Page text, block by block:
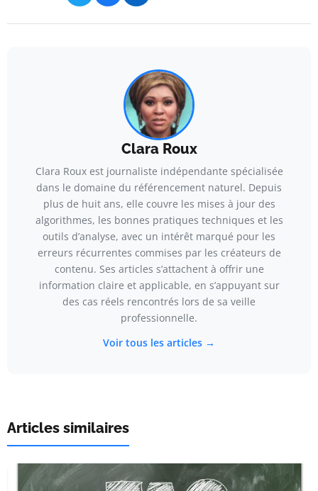
Clara Roux
Clara Roux est journaliste indépendante spécialisée
dans le domaine du référencement naturel. Depuis
plus de huit ans, elle couvre les mises à jour des
algorithmes, les bonnes pratiques techniques et les
outils d’analyse, avec un intérêt marqué pour les
erreurs récurrentes commises par les créateurs de
contenu. Ses articles s’attachent à offrir une
information claire et applicable, en s’appuyant sur
des cas réels rencontrés lors de sa veille
professionnelle.
Voir tous les articles →
Articles similaires